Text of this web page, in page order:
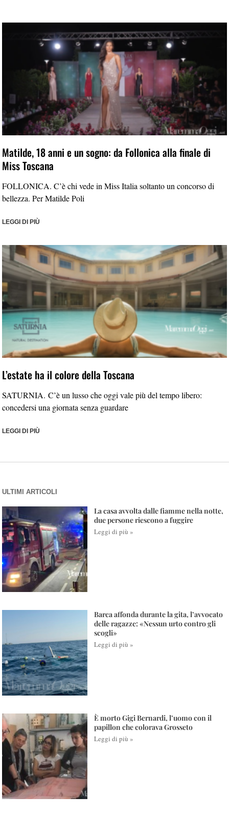
Matilde, 18 anni e un sogno: da Follonica alla finale di
Miss Toscana
FOLLONICA. C’è chi vede in Miss Italia soltanto un concorso di
bellezza. Per Matilde Poli
LEGGI DI PIÙ
L’estate ha il colore della Toscana
SATURNIA. C’è un lusso che oggi vale più del tempo libero:
concedersi una giornata senza guardare
LEGGI DI PIÙ
ULTIMI ARTICOLI
La casa avvolta dalle fiamme nella notte,
due persone riescono a fuggire
Leggi di più »
Barca affonda durante la gita, l’avvocato
delle ragazze: «Nessun urto contro gli
scogli»
Leggi di più »
È morto Gigi Bernardi, l’uomo con il
papillon che colorava Grosseto
Leggi di più »